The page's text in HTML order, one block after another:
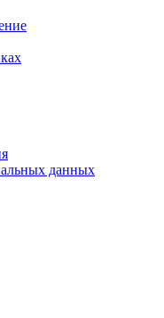
данных